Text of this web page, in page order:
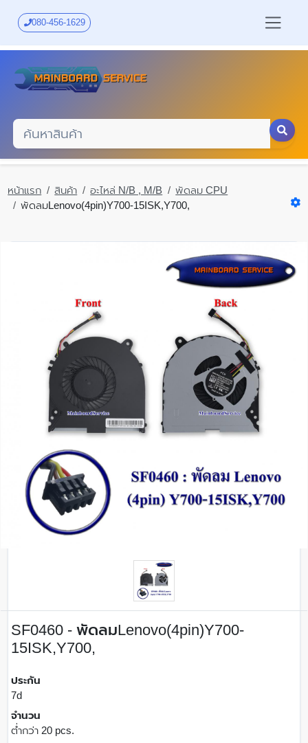
content
080-456-1629
หน้าแรก สินค้า อะไหล่ N/B , M/B
พัดลม CPU
พัดลมLenovo(4pin)Y700-15ISK,Y700,
SF0460 - พัดลมLenovo(4pin)Y700-
15ISK,Y700,
ประกัน
7d
จำนวน
ต่ำกว่า 20 pcs.